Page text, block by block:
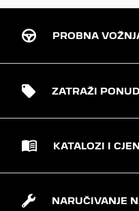
PROBNA
ZATRAŽI
KATALOZI I
NARUČIVANJE